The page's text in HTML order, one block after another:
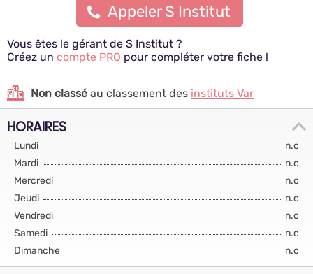
Appeler S Institut
Vous êtes le gérant de S Institut ?
Créez un compte PRO pour compléter votre fiche !
Non classé au classement des instituts Var
HORAIRES
Lundi
n.c
Mardi
n.c
Mercredi
n.c
Jeudi
n.c
Vendredi
n.c
Samedi
n.c
Dimanche
n.c